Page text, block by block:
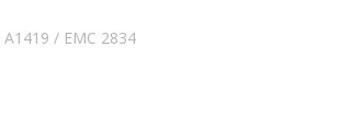
/ EMC 2834